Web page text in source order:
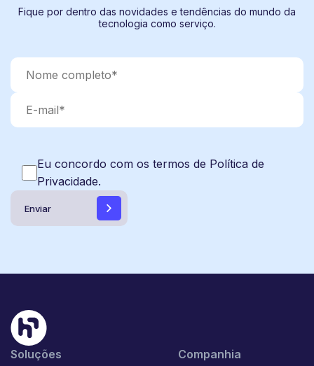
Fique por dentro das novidades e tendências do mundo da
tecnologia como serviço.
Eu concordo com os termos de Política de
Privacidade.
Soluções Companhia